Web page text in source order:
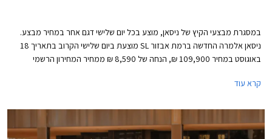
במסגרת מבצעי הקיץ של ניסאן, מוצע בכל יום שלישי דגם אחר במחיר מבצע.
ניסאן אלמרה החדשה ברמת אבזור SL מוצעת ביום שלישי הקרוב בתאריך 18
באוגוסט במחיר 109,900 ₪, הנחה של 8,590 ₪ ממחיר המחירון הרשמי
קרא עוד